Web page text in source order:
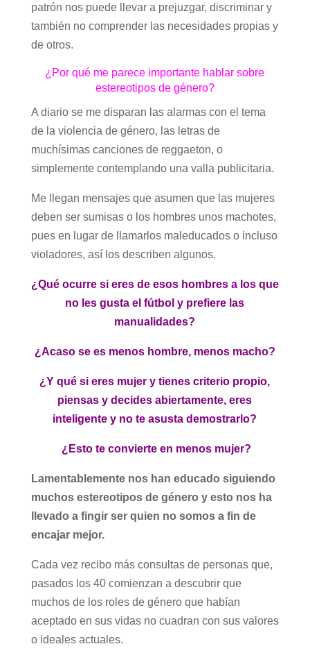
patrón nos puede llevar a prejuzgar, discriminar y
también no comprender las necesidades propias y
de otros.
¿Por qué me parece importante hablar sobre
estereotipos de género?
A diario se me disparan las alarmas con el tema
de la violencia de género, las letras de
muchísimas canciones de reggaeton, o
simplemente contemplando una valla publicitaria.
Me llegan mensajes que asumen que las mujeres
deben ser sumisas o los hombres unos machotes,
pues en lugar de llamarlos maleducados o incluso
violadores, así los describen algunos.
¿Qué ocurre si eres de esos hombres a los que
no les gusta el fútbol y prefiere las
manualidades?
¿Acaso se es menos hombre, menos macho?
¿Y qué si eres mujer y tienes criterio propio,
piensas y decides abiertamente, eres
inteligente y no te asusta demostrarlo?
¿Esto te convierte en menos mujer?
Lamentablemente nos han educado siguiendo
muchos estereotipos de género y esto nos ha
llevado a fingir ser quien no somos a fin de
encajar mejor.
Cada vez recibo más consultas de personas que,
pasados los 40 comienzan a descubrir que
muchos de los roles de género que habían
aceptado en sus vidas no cuadran con sus valores
o ideales actuales.